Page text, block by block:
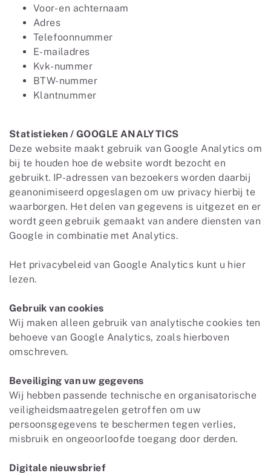
Voor- en achternaam
Adres
Telefoonnummer
E-mailadres
Kvk-nummer
BTW-nummer
Klantnummer
Statistieken / GOOGLE ANALYTICS
Deze website maakt gebruik van Google Analytics om
bij te houden hoe de website wordt bezocht en
gebruikt. IP-adressen van bezoekers worden daarbij
geanonimiseerd opgeslagen om uw privacy hierbij te
waarborgen. Het delen van gegevens is uitgezet en er
wordt geen gebruik gemaakt van andere diensten van
Google in combinatie met Analytics.
Het privacybeleid van Google Analytics kunt u hier
lezen.
Gebruik van cookies
Wij maken alleen gebruik van analytische cookies ten
behoeve van Google Analytics, zoals hierboven
omschreven.
Beveiliging van uw gegevens
Wij hebben passende technische en organisatorische
veiligheidsmaatregelen getroffen om uw
persoonsgegevens te beschermen tegen verlies,
misbruik en ongeoorloofde toegang door derden.
Digitale nieuwsbrief